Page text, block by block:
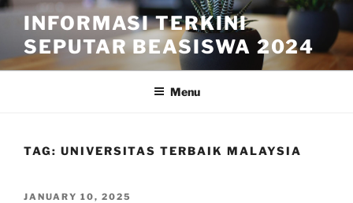
Skip
content
INFORMASI TERKINI
SEPUTAR BEASISWA 2024
Menu
TAG: UNIVERSITAS TERBAIK MALAYSIA
POSTED
JANUARY 10, 2025